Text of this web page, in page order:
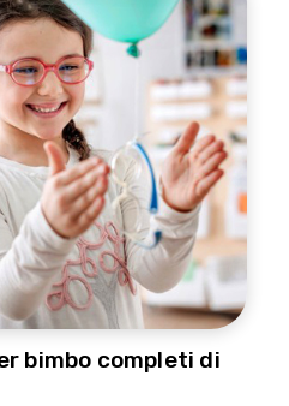
bimbo completi di